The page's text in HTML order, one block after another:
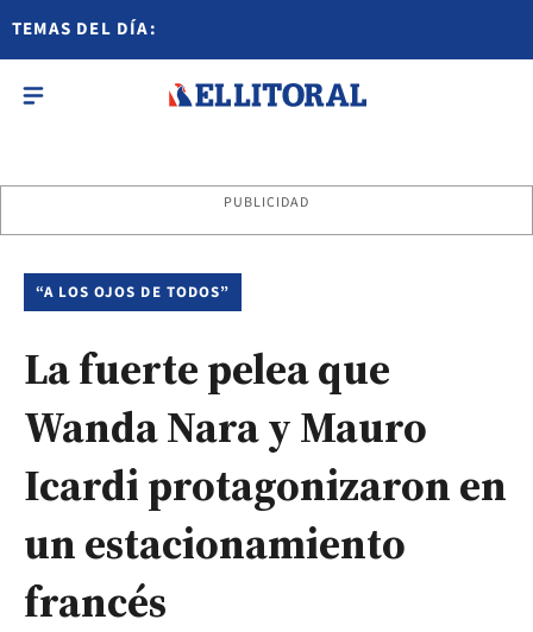
TEMAS DEL DÍA:
PUBLICIDAD
“A LOS OJOS DE TODOS”
La fuerte pelea que
Wanda Nara y Mauro
Icardi protagonizaron en
un estacionamiento
francés